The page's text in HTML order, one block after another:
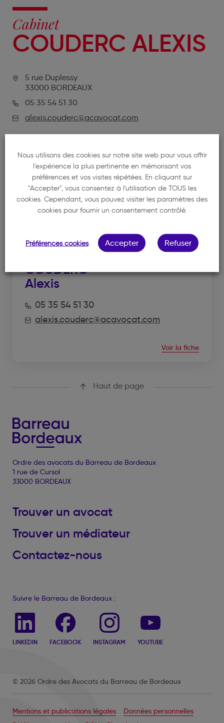
Cabinet
COUDERC ALEXIS
5 rue Duplessy
33000 BORDEAUX
05 35 54 51 30
alexis.couderc@acavocat.com
NOTRE MEMBRE
COUDERC
Alexis
05 35 54 51 30
alexis.couderc@acavocat.com
Voir la fiche
Haut de page
Ordre des avocats du Barreau de Bordeaux
1 rue de Cursol
33000 BORDEAUX
Trouver un avocat
Trouver un médiateur
Contactez-nous
Suivre le Barreau de Bordeaux :
LINKEDIN FACEBOOK INSTAGRAM YOUTUBE
© 2026 Ordre des Avocats du Barreau de Bordeaux
Mentions et publications légales
Données personnelles
Nous utilisons des cookies sur notre site web pour vous offrir
l'expérience la plus pertinente en mémorisant vos
préférences et vos visites répétées. En cliquant sur
"Accepter", vous consentez à l'utilisation de TOUS les
cookies. Cependant, vous pouvez visiter les paramètres des
cookies pour fournir un consentement contrôlé.
Préférences cookies Accepter Refuser